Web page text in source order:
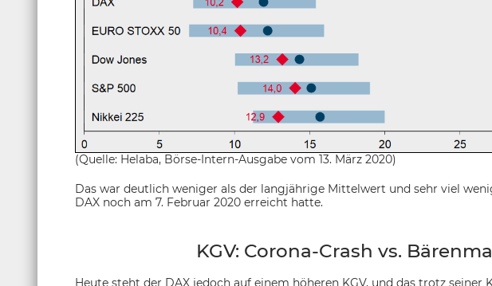
(Quelle: Helaba, Börse-Intern-Ausgabe vom 13. März 2020)
Das war deutlich weniger als der langjährige Mittelwert und sehr viel
DAX noch am 7. Februar 2020 erreicht hatte.
KGV: Corona-Crash vs.
Heute steht der DAX jedoch auf einem höheren KGV, und das trotz seiner